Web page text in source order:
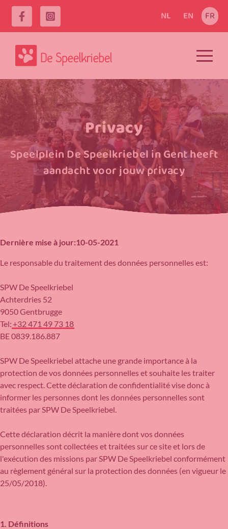
NL EN FR
Privacy
Speelplein De Speelkriebel in Gent heeft
aandacht voor jouw privacy
Dernière mise à jour:10-05-2021
Le responsable du traitement des données personnelles est:
SPW De Speelkriebel
Achterdries 52
9050 Gentbrugge
Tel: +32 471 49 73 18
BE 0839.186.887
SPW De Speelkriebel attache une grande importance à la
protection de vos données personnelles et souhaite les traiter
avec respect. Cette déclaration de confidentialité vise donc à
informer les personnes dont les données personnelles sont
traitées par SPW De Speelkriebel.
Cette déclaration décrit la manière dont vos données
personnelles sont collectées et traitées sur ce site et lors de
l'exécution des missions par SPW De Speelkriebel conformément
au règlement général sur la protection des données (en vigueur le
25/05/2018).
1. Définitions